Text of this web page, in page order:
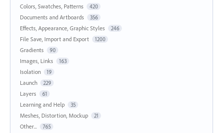
Colors, Swatches, Patterns 420
Documents and Artboards 356
Effects, Appearance, Graphic Styles 246
File Save, Import and Export 1200
Gradients 90
Images, Links 163
Isolation 19
Launch 229
Layers 61
Learning and Help 35
Meshes, Distortion, Mockup 21
Other... 765